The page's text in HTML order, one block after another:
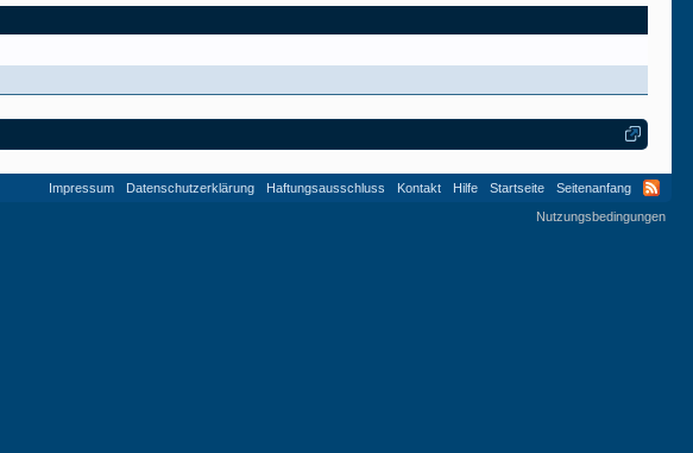
Impressum Datenschutzerklärung Haftungsausschluss Kontakt Hilfe Startseite
Seitenanfang
Nutzungsbedingungen